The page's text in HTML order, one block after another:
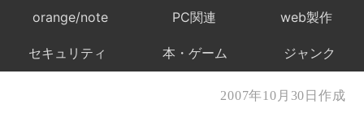
orange/note PC関連 web製作
セキュリティ 本・ゲーム ジャンク
2007年10月30日作成